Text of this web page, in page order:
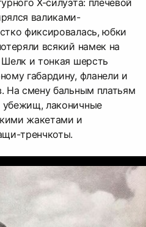
валиками-
фиксировалась, юбки
всякий намек на
и тонкая шерсть
габардину, фланели и
На смену бальным платьям
лаконичные
жакетами и
тренчкоты.